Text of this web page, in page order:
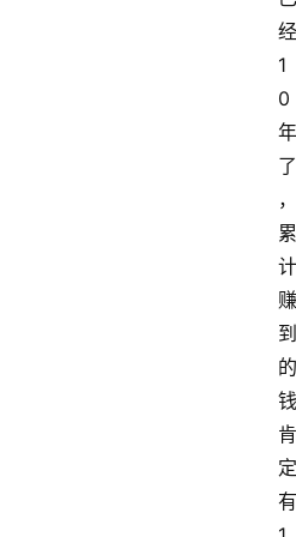
经
1
0
年
了
，
累
计
赚
到
的
钱
肯
定
有